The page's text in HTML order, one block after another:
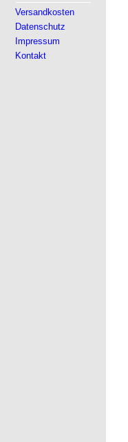
Versandkosten
Datenschutz
Impressum
Kontakt